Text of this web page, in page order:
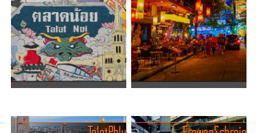
– aber kaum eines so
buchstäblich! Der
MahaNakhon Tower,
entworfen vom deutschen
Architekten Ole Scheeren,
ist mehr als n...
Metropole, die niemals
schläft, und ein Ort, an dem
der Verkehr, die Märkte und
die unaufhörlichen
Geräusche der Stadt das t...
Streetart
Wer nach Bangkok kommt,